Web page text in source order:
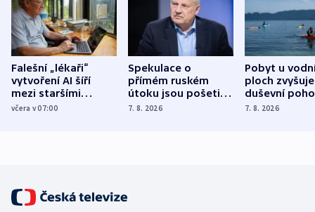
Falešní „lékaři“
vytvoření AI šíří
mezi staršími
Poláky nebezpečné
včera v 07:00
Spekulace o
přímém ruském
útoku jsou pošetilé,
míní estonský
7. 8. 2026
Pobyt u
ploch zvyšuje
duševní
ukázala
7. 8. 2026